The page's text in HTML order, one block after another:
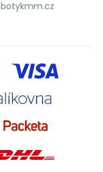
botykmm.cz